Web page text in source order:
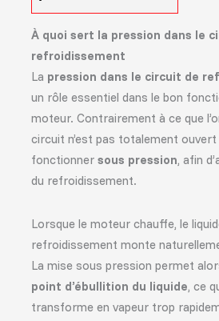
À quoi sert la pression dans le
refroidissement
La pression dans le circuit de
un rôle essentiel dans le bon
moteur. Contrairement à ce que
circuit n’est pas totalement
fonctionnersous pression, afin
du refroidissement.
Lorsque le moteur chauffe, le
refroidissement monte
La mise sous pression permet
point d’ébullition du liquide, ce
transforme en vapeur trop